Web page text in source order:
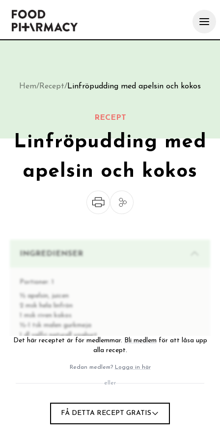
Hem/Recept/Linfröpudding med apelsin och kokos
RECEPT
Linfröpudding med
apelsin och kokos
INGREDIENSER
Portioner:
½ apelsin, juicen
2 msk hela linfrön
1 msk riven kokos
½-1 tsk malen gurkmeja
1 dl valfri naturell yoghurt
INSTRUKTIONER
linfrön, kokos, gurkmeja och yoghurt. Blanda väl.
Häll över i ett glas och låt stå i kylen minst 2
Det här receptet är för medlemmar. Bli medlem för att låsa upp
alla recept.
Redan medlem? Logga in här
eller
FÅ DETTA RECEPT GRATIS